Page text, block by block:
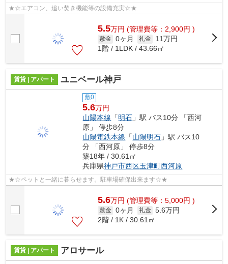
★☆エアコン、追い焚き機能等の設備充実☆★
5.5万円 (管理費等：2,900円 )
敷金 0ヶ月 礼金
11万円
1階 / 1LDK / 43.66㎡
賃貸 | アパート ユニベール神戸
敷0
5.6万円
山陽本線 「明石 」駅 バス10分 「西河
原」 停歩8分
山陽電鉄本線 「山陽明石 」駅 バス10
分 「西河原」 停歩8分
築18年 / 30.61㎡
兵庫県神戸市西区玉津町西河原
★☆ペットと一緒に暮らせます。駐車場確保出来ます☆★
5.6万円 (管理費等：5,000円 )
敷金 0ヶ月 礼金 5.6万円
2階 / 1K / 30.61㎡
賃貸 | アパート アロサール